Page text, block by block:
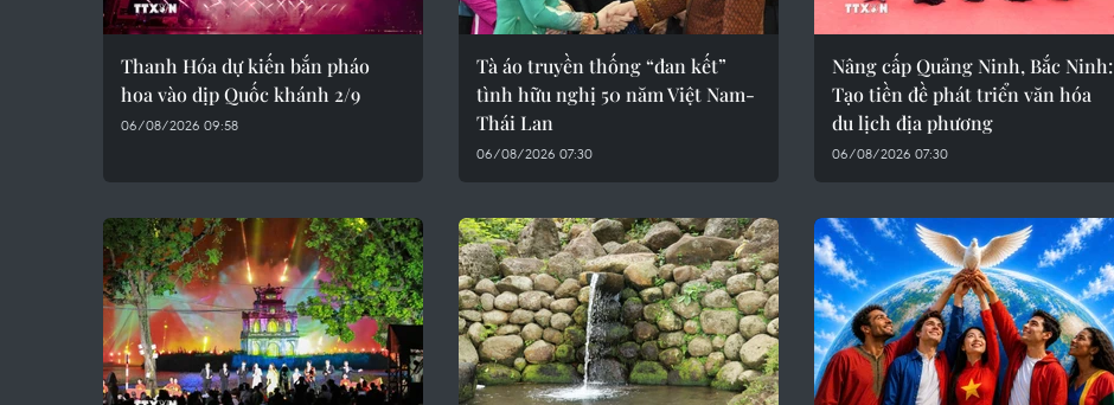
Thanh Hóa dự kiến bắn pháo
hoa vào dịp Quốc khánh 2/9
06/08/2026 09:58
Tà áo truyền thống “đan kết”
tình hữu nghị 50 năm Việt Nam-
Thái Lan
06/08/2026 07:30
Nâng cấp Quảng Ninh, Bắc Ninh:
Tạo tiền đề phát triển văn hóa
du lịch địa phương
06/08/2026 07:30